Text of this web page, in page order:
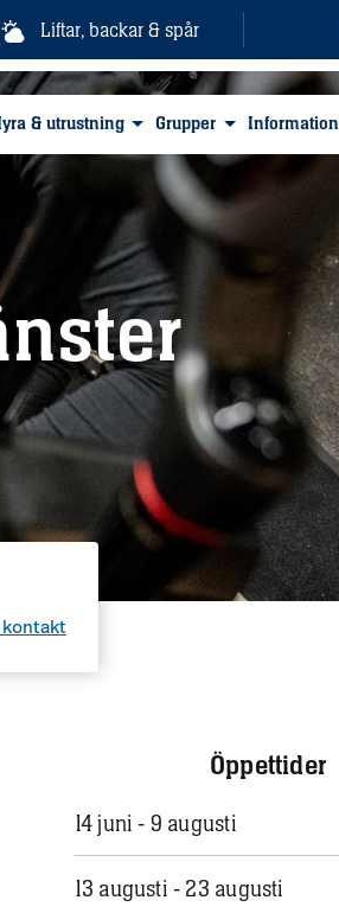
Liftar, backar & spår
& utrustning Grupper Information
kontakt
Öppettider
14 juni - 9 augusti
13 augusti - 23 augusti